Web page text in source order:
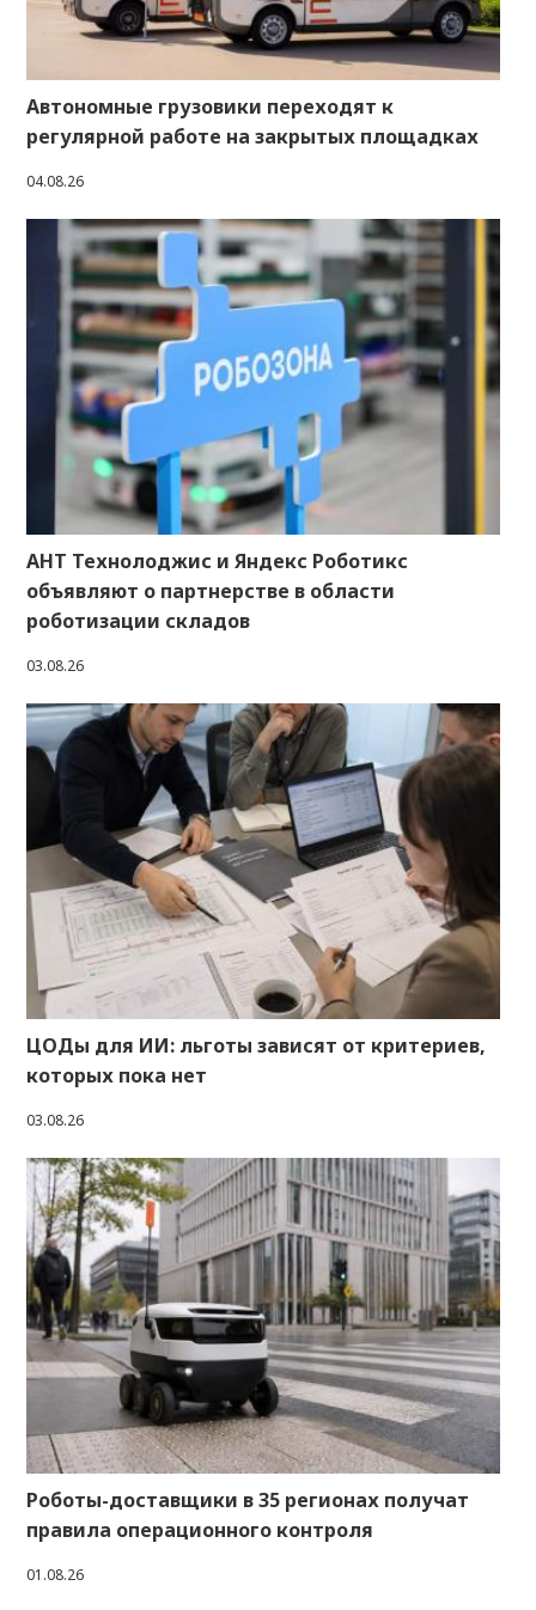
Автономные грузовики переходят к
регулярной работе на закрытых площадках
04.08.26
АНТ Технолоджис и Яндекс Роботикс
объявляют о партнерстве в области
роботизации складов
03.08.26
ЦОДы для ИИ: льготы зависят от критериев,
которых пока нет
03.08.26
Роботы-доставщики в 35 регионах получат
правила операционного контроля
01.08.26